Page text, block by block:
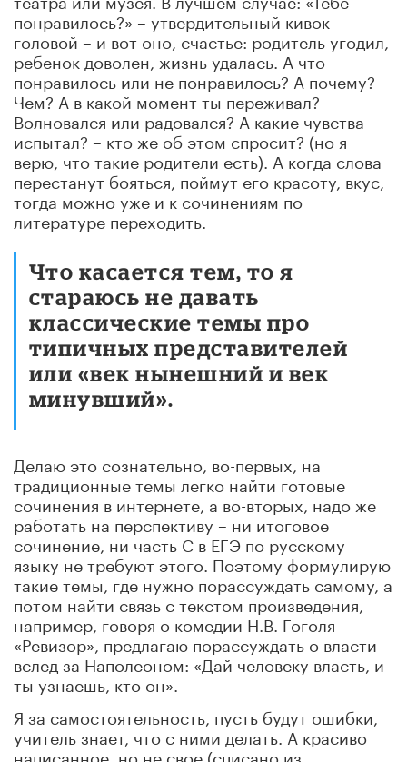
понравилось?» – утвердительный кивок
головой – и вот оно, счастье: родитель угодил,
ребенок доволен, жизнь удалась. А что
понравилось или не понравилось? А почему?
Чем? А в какой момент ты переживал?
Волновался или радовался? А какие чувства
испытал? – кто же об этом спросит? (но я
верю, что такие родители есть). А когда слова
перестанут бояться, поймут его красоту, вкус,
тогда можно уже и к сочинениям по
литературе переходить.
Что касается тем, то я
стараюсь не давать
классические темы про
типичных представителей
или «век нынешний и век
минувший».
Делаю это сознательно, во-первых, на
традиционные темы легко найти готовые
сочинения в интернете, а во-вторых, надо же
работать на перспективу – ни итоговое
сочинение, ни часть С в ЕГЭ по русскому
языку не требуют этого. Поэтому формулирую
такие темы, где нужно порассуждать самому, а
потом найти связь с текстом произведения,
например, говоря о комедии Н.В. Гоголя
«Ревизор», предлагаю порассуждать о власти
вслед за Наполеоном: «Дай человеку власть, и
ты узнаешь, кто он».
Я за самостоятельность, пусть будут ошибки,
учитель знает, что с ними делать. А красиво
написанное, но не свое (списано из